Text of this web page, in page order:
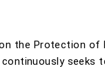
the Protection
continuously